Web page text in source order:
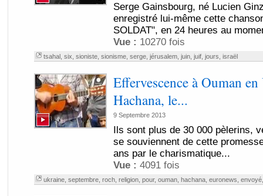
Serge Gainsbourg, né Lucien
enregistré lui-même cette
SOLDAT", en 24 heures au
Vue : 10270 fois
tsahal, six sioniste, sionisme, serge, jérusalem, juin, juif, jours israël
Effervescence à Ouman
Hachana, le...
9 Septembre 2013
Ils sont plus de 30 000 pèlerins,
se souviennent de cette
ans par le charismatique...
Vue : 4091 fois
ukraine, septembre, roch, religion, pour, ouman, hachana, euronews envoyé